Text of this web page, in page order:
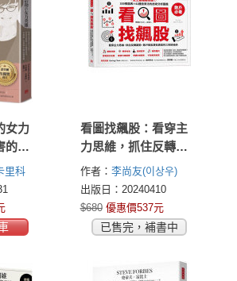
女力
的勞
億
塔
與
里科
看圖找飆股：看穿主
力思維，抓住反轉趨
勢，散戶輕鬆買低賣
高的三百招祕訣
作者： 李尚友(이상우)
出版日：20240410
$680 優惠價537元
已售完，補書中